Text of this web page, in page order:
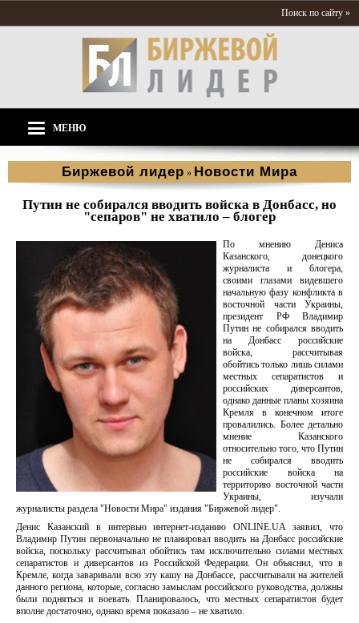
Поиск по сайту »
МЕНЮ
Биржевой лидер » Новости Мира
Путин не собирался вводить войска в Донбасс, но
"сепаров" не хватило – блогер
По мнению Дениса
Казанского, донецкого
журналиста и блогера,
своими глазами видевшего
начальную фазу конфликта в
восточной части Украины,
президент РФ Владимир
Путин не собирался вводить
на Донбасс российские
войска, рассчитывая
обойтись только лишь силами
местных сепаратистов и
российских диверсантов,
однако данные планы хозяина
Кремля в конечном итоге
провалились. Более детально
мнение Казанского
относительно того, что Путин
не собирался вводить
российские войска на
территорию восточной части
Украины, изучали
журналисты раздела "Новости Мира" издания "Биржевой лидер".
Денис Казанский в интервью интернет-изданию ONLINE.UA заявил, что
Владимир Путин первоначально не планировал вводить на Донбасс российские
войска, поскольку рассчитывал обойтись там исключительно силами местных
сепаратистов и диверсантов из Российской Федерации. Он объяснил, что в
Кремле, когда заваривали всю эту кашу на Донбассе, рассчитывали на жителей
данного региона, которые, согласно замыслам российского руководства, должны
были подняться и воевать. Планировалось, что местных сепаратистов будет
вполне достаточно, однако время показало – не хватило.